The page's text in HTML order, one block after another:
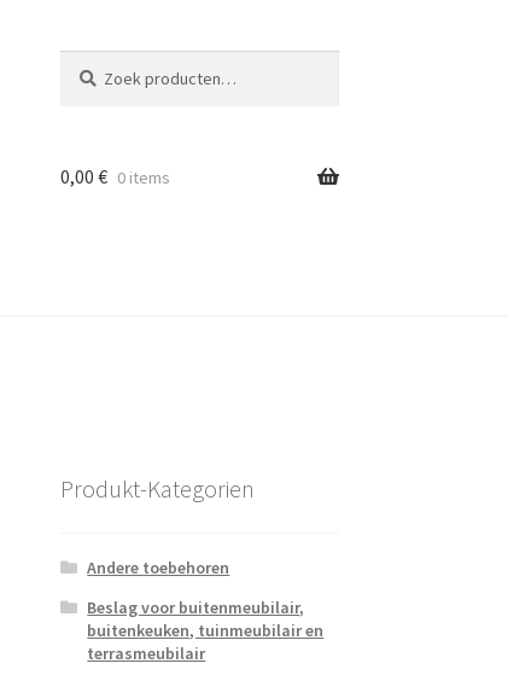
naar:
0,00 € 0 items
Produkt-Kategorien
Andere toebehoren
Beslag voor buitenmeubilair,
buitenkeuken, tuinmeubilair en
terrasmeubilair